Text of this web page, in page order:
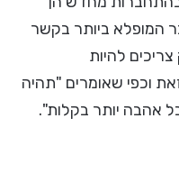
המופלא ביותר בקשר
להיות
וכפי שאומרים "תהיה
אהבה יותר בקלות".